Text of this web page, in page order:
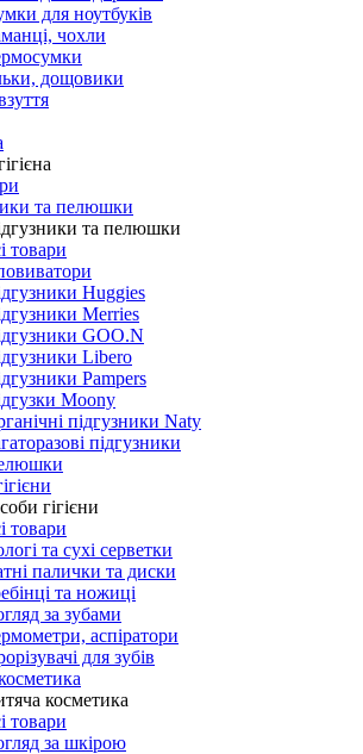
для ноутбуків
чохли
дощовики
та пелюшки
та пелюшки
товари
Huggies
Merries
GOO.N
Libero
Pampers
Moony
підгузники Naty
підгузники
гігієни
товари
та сухі серветки
палички та диски
та ножиці
за зубами
аспіратори
для зубів
косметика
товари
за шкірою